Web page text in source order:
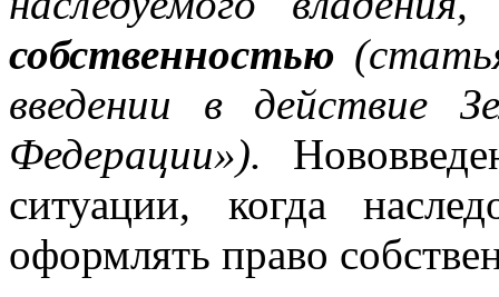
собственностью
введении в действие
Федерации»).
ситуации, когда
оформлять право